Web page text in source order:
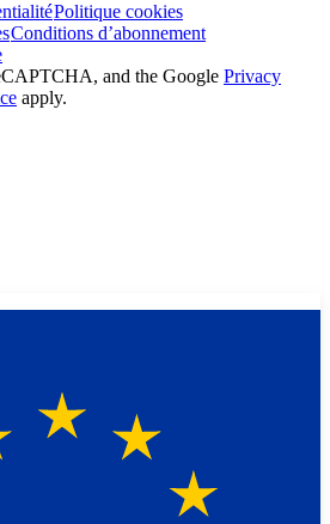
Politique cookies
Conditions d’abonnement
and the Google Privacy
apply.